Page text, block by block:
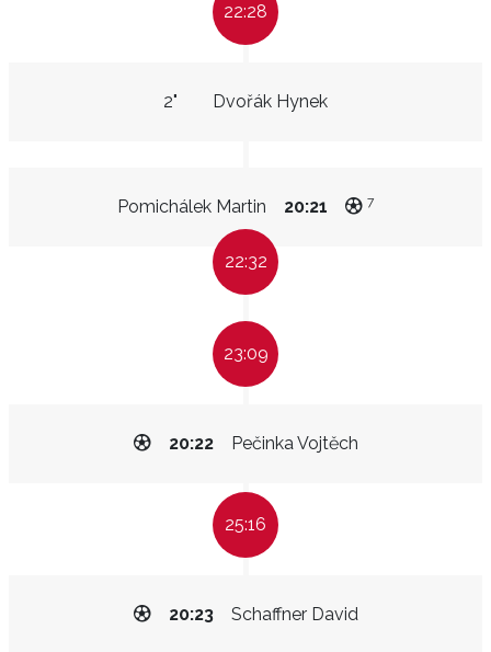
22:28
Dvořák Hynek
2"
Pomichálek Martin 20:21 7
22:32
23:09
Pečinka Vojtěch
20:22
25:16
Schaffner David
20:23